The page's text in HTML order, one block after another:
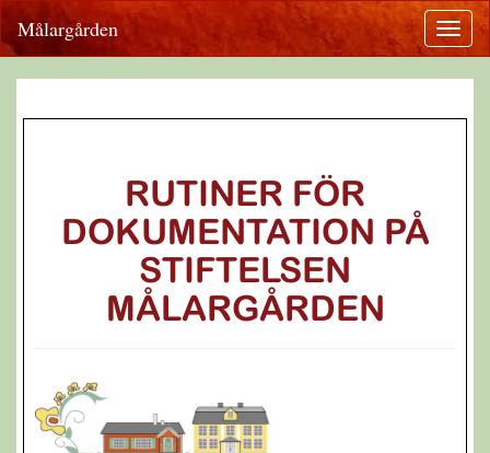
Målargården
RUTINER FÖR
DOKUMENTATION PÅ
STIFTELSEN
MÅLARGÅRDEN